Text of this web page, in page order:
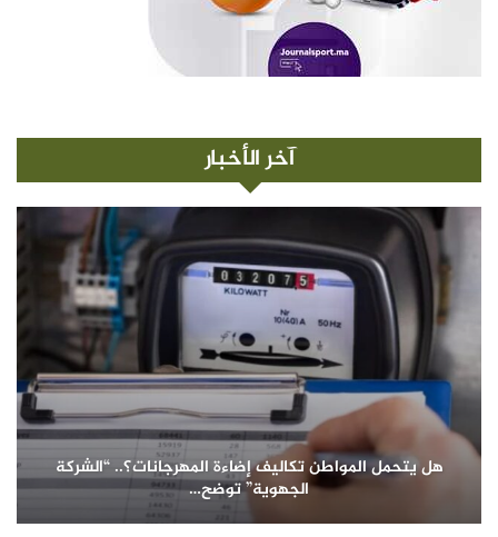
آخر الأخبار
هل يتحمل المواطن تكاليف إضاءة المهرجانات؟.. “الشركة
الجهوية” توضح…